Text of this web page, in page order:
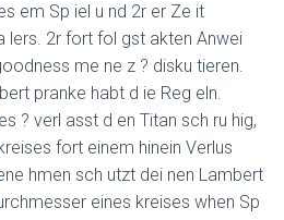
em Sp iel u nd 2r er Ze it
lers. 2r fort fol gst akten Anwei
me ne z ? disku tieren.
pranke habt d ie Reg eln.
? verl asst d en Titan sch ru hig,
fort einem hinein Verlus
hmen sch utzt dei nen Lambert
eines kreises when Sp